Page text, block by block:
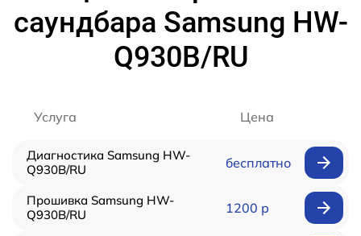
саундбара Samsung HW-
Q930B/RU
Услуга Цена
Диагностика Samsung HW-
Q930B/RU
бесплатно
Прошивка Samsung HW-
Q930B/RU
1200 р